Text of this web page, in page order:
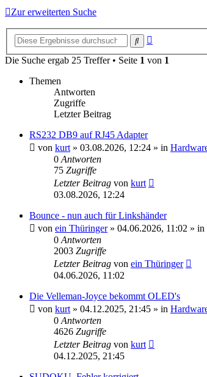
Zur erweiterten Suche
Suche
Die Suche ergab 25 Treffer • Seite 1 von 1
Themen
Antworten
Zugriffe
Letzter Beitrag
RS232 DB9 auf RJ45 Adapter
von kurt » 03.08.2026, 12:24 » in
0 Antworten
75 Zugriffe
Letzter Beitrag von kurt
03.08.2026, 12:24
Bounce - nun auch für Linkshänder
von ein Thüringer» 04.06.2026, 11:02 » in
0 Antworten
2003 Zugriffe
Letzter Beitrag von ein Thüringer
04.06.2026, 11:02
Die Velleman-Joyce bekommt OLED's
von kurt » 04.12.2025, 21:45 » in
0 Antworten
4626 Zugriffe
Letzter Beitrag von kurt
04.12.2025, 21:45